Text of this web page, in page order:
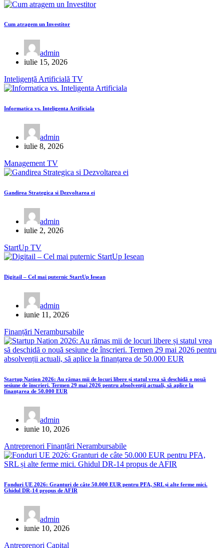
Cum atragem un Investitor
admin
iulie 15, 2026
Inteligență Artificială TV
Informatica vs. Inteligenta Artificiala
admin
iulie 8, 2026
Management TV
Gandirea Strategica si Dezvoltarea ei
admin
iulie 2, 2026
StartUp TV
Digitail – Cel mai puternic StartUp Iesean
admin
iunie 11, 2026
Finanțări Nerambursabile
Startup Nation 2026: Au rămas mii de locuri libere și statul vrea să deschidă o nouă
sesiune de înscrieri. Termen 29 mai 2026 pentru absolvenții actuali, să aplice la
finanțarea de 50.000 EUR
admin
iunie 10, 2026
Antreprenori Finanțări Nerambursabile
Fonduri UE 2026: Granturi de câte 50.000 EUR pentru PFA, SRL și alte ferme mici.
Ghidul DR-14 propus de AFIR
admin
iunie 10, 2026
Antreprenori Capital